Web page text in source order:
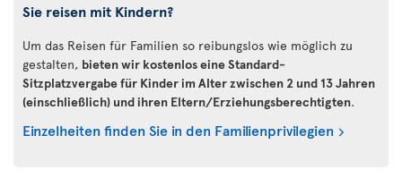
Sie reisen mit Kindern?
Um das Reisen für Familien so reibungslos wie möglich zu
gestalten, bieten wir kostenlos eine Standard-
Sitzplatzvergabe für Kinder im Alter zwischen 2 und 13 Jahren
(einschließlich) und ihren Eltern/Erziehungsberechtigten.
Einzelheiten finden Sie in den Familienprivilegien